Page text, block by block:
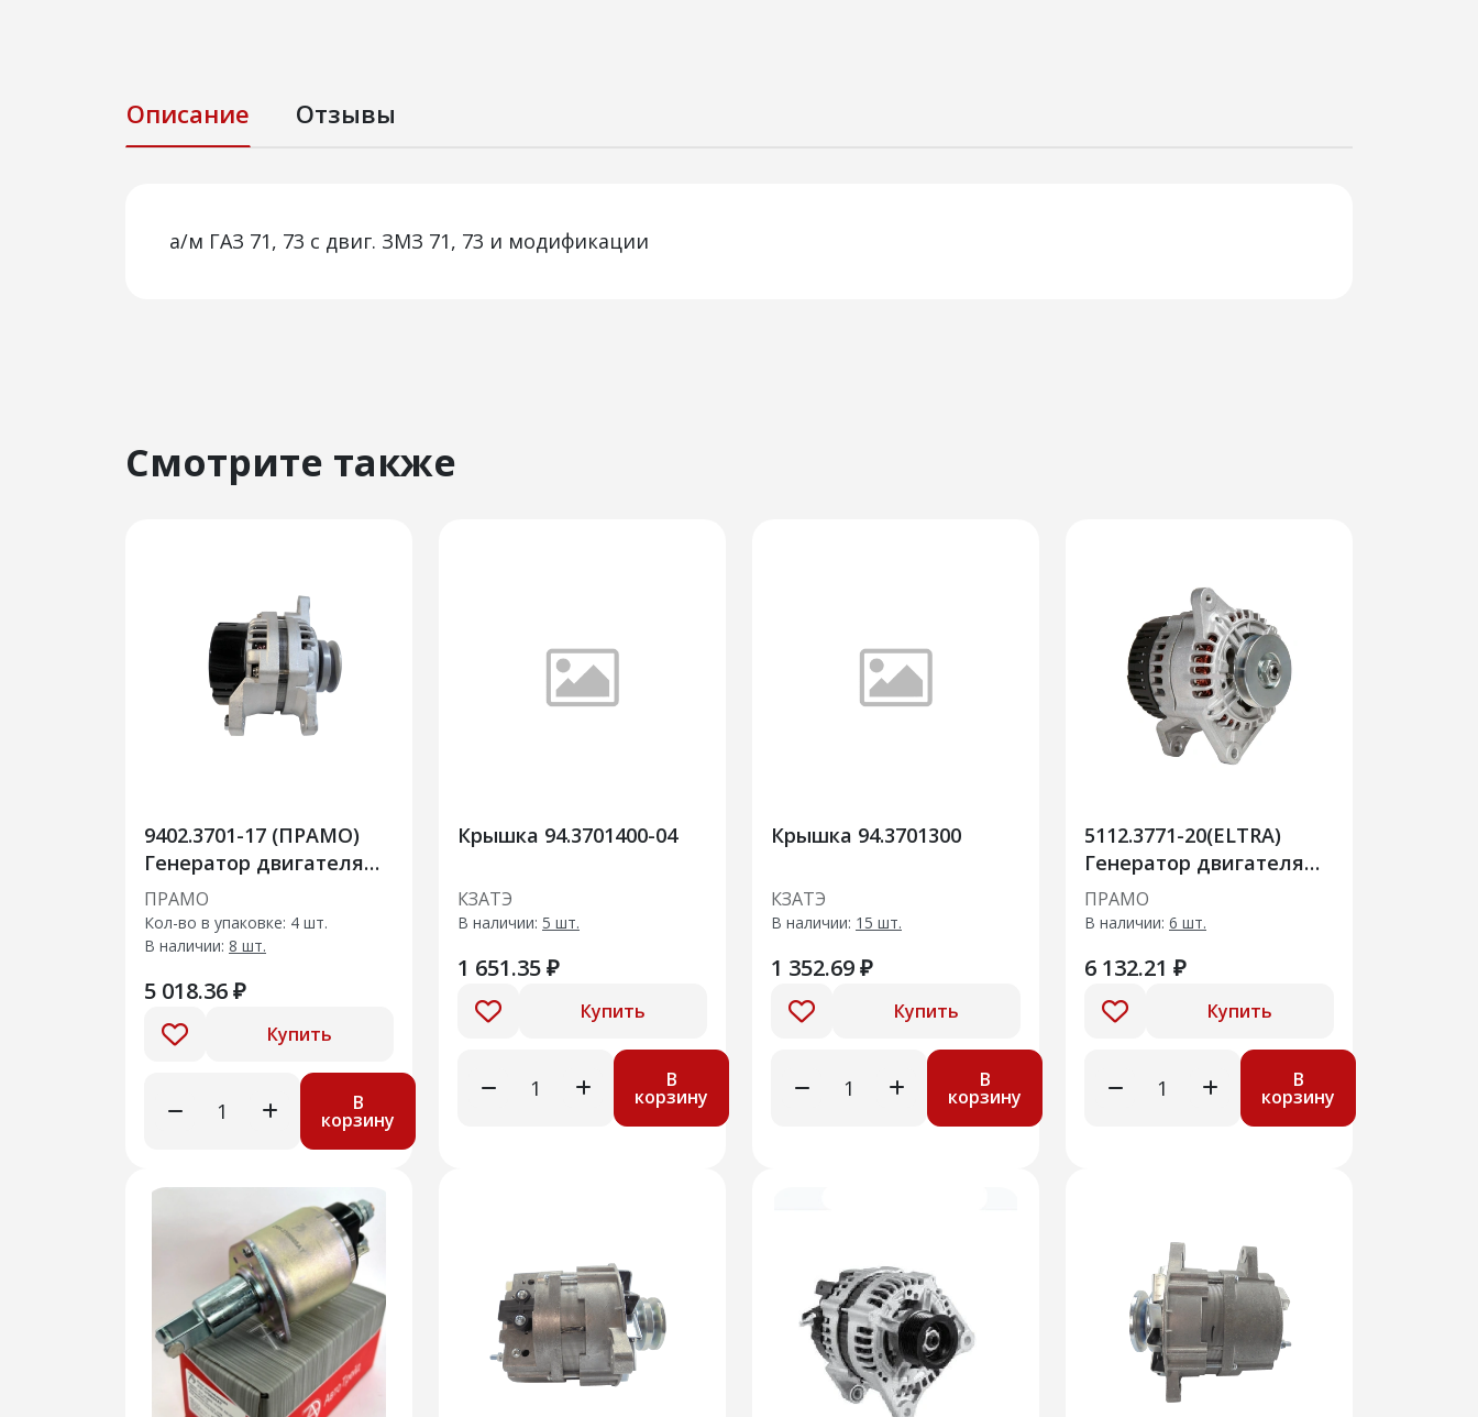
Описание Отзывы
а/м ГАЗ 71, 73 с двиг. ЗМЗ 71, 73 и модификации
Смотрите также
9402.3701-17 (ПРАМО)
Генератор двигателя
ГАЗ, УАЗ (100 А)
ПРАМО
Кол-во в упаковке: 4 шт.
В наличии: 8 шт.
5 018.36 ₽
Купить
В
корзину
Крышка 94.3701400-04
КЗАТЭ
В наличии: 5 шт.
1 651.35 ₽
Купить
В
корзину
Крышка 94.3701300
КЗАТЭ
В наличии: 15 шт.
1 352.69 ₽
Купить
В
корзину
5112.3771-20(ELTRA)
Генератор двигателя
автомобиля ГАЗ, УАЗ с
дв. УМЗ-4213
ПРАМО
В наличии: 6 шт.
6 132.21 ₽
Купить
В
корзину